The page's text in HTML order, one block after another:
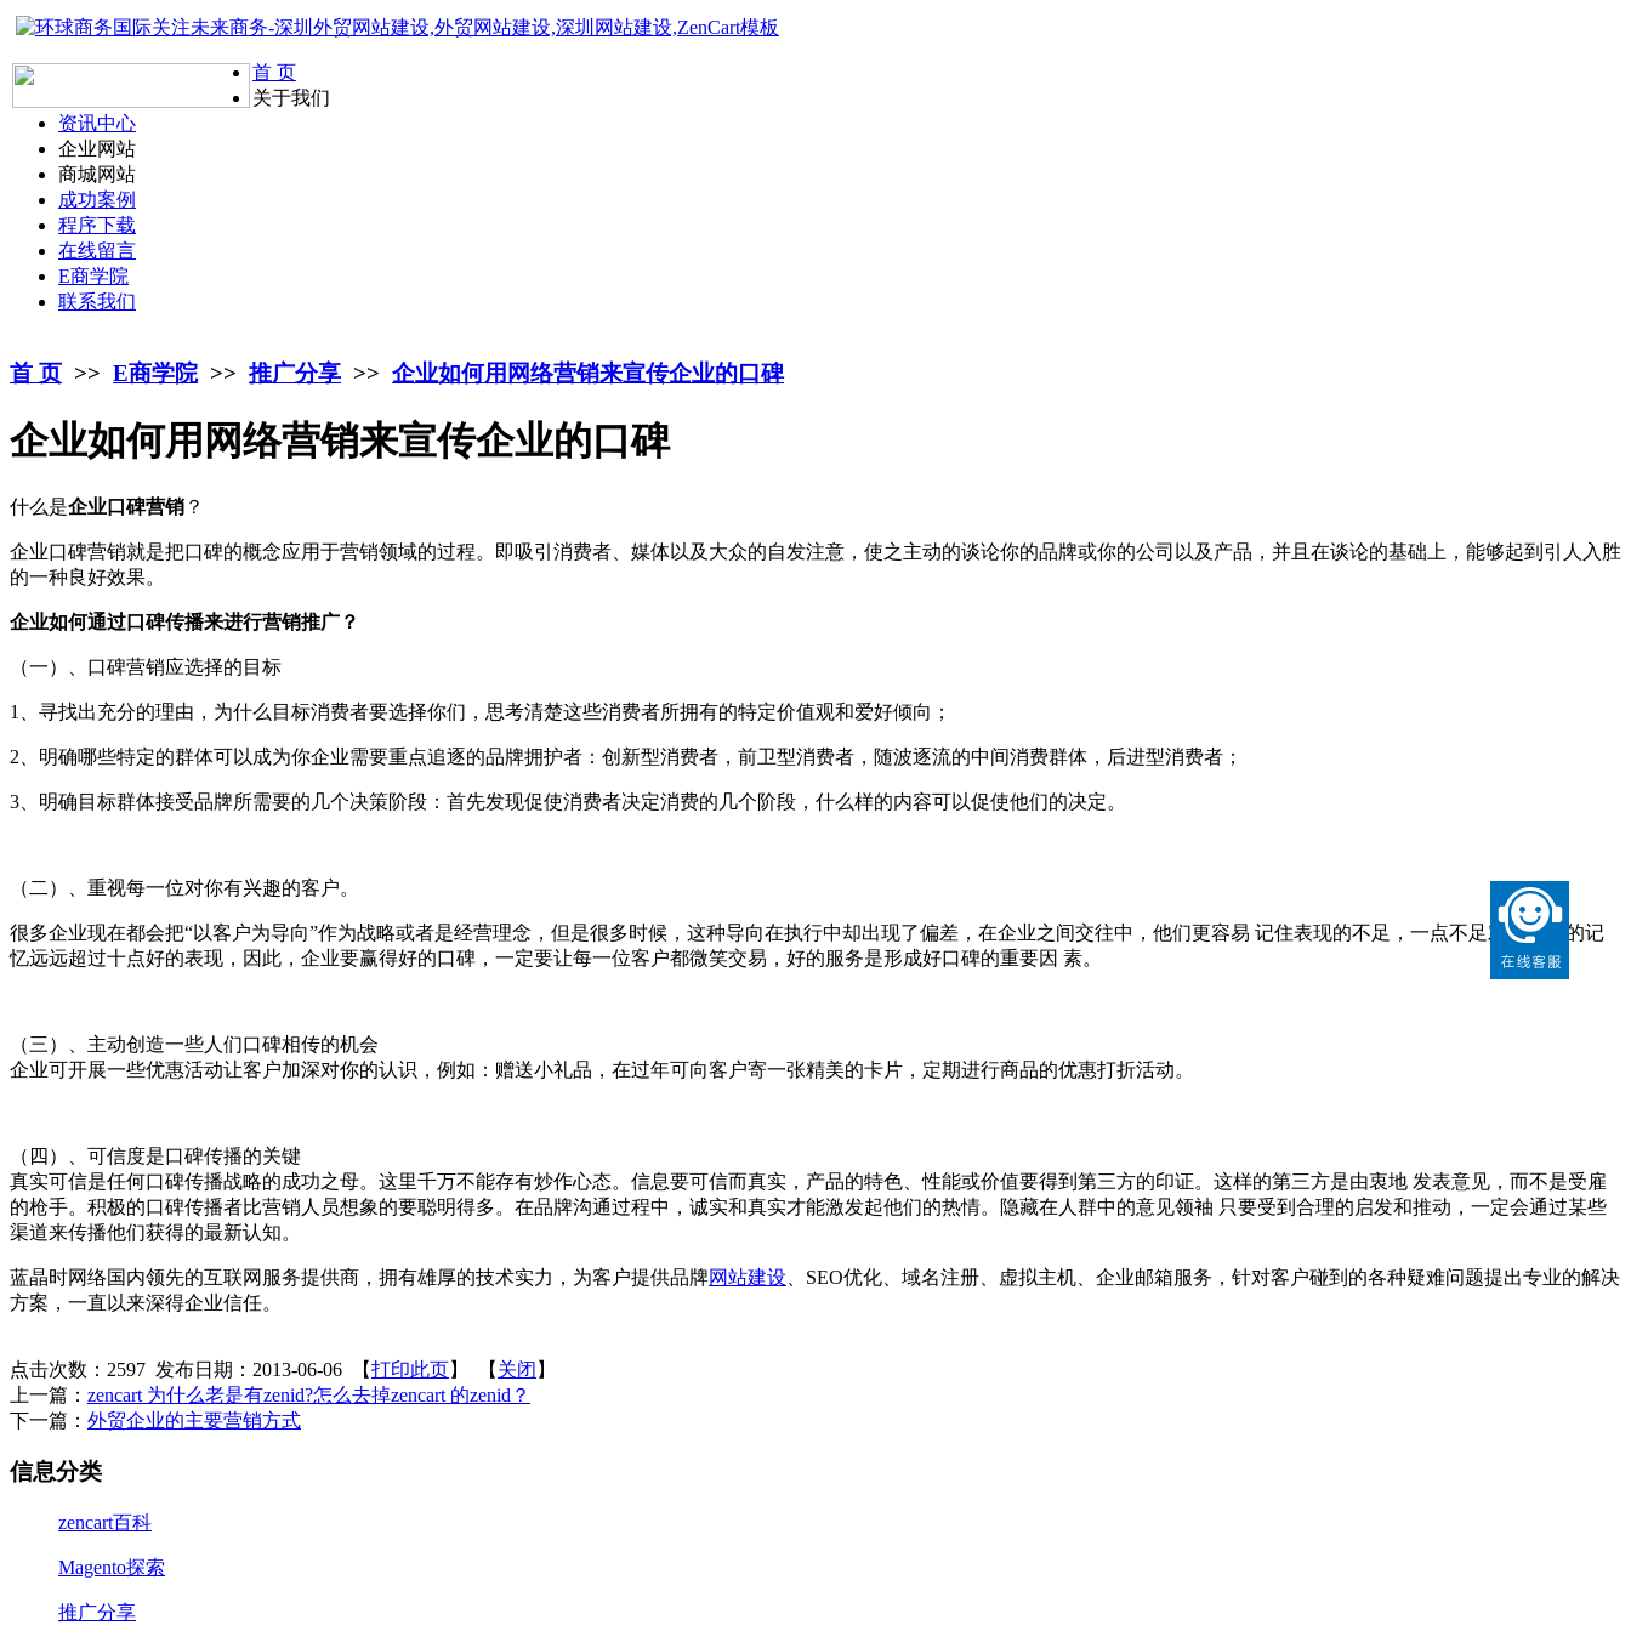
首 页
关于我们
资讯中心
企业网站
商城网站
成功案例
程序下载
在线留言
E商学院
联系我们
首 页 >> E商学院>> 推广分享 >> 企业如何用网络营销来宣传企业的口碑
企业如何用网络营销来宣传企业的口碑
什么是企业口碑营销 ？
企业口碑营销就是把口碑的概念应用于营销领域的过程。即吸引消费者、媒体以及大众的自发注意，使之主动的谈论你的品牌或你的公司以及产品，并且在谈论的基础上，能够起到引人入胜
的一种良好效果。
企业如何通过口碑传播来进行营销推广？
（一）、口碑营销应选择的目标
1、寻找出充分的理由，为什么目标消费者要选择你们，思考清楚这些消费者所拥有的特定价值观和爱好倾向；
2、明确哪些特定的群体可以成为你企业需要重点追逐的品牌拥护者：创新型消费者，前卫型消费者，随波逐流的中间消费群体，后进型消费者；
3、明确目标群体接受品牌所需要的几个决策阶段：首先发现促使消费者决定消费的几个阶段，什么样的内容可以促使他们的决定。
（二）、重视每一位对你有兴趣的客户。
很多企业现在都会把“以客户为导向”作为战略或者是经营理念，但是很多时候，这种导向在执行中却出现了偏差，在企业之间交往中，他们更容易 记住表现的不足，一点不足对于他们的记
忆远远超过十点好的表现，因此，企业要赢得好的口碑，一定要让每一位客户都微笑交易，好的服务是形成好口碑的重要因 素。
（三）、主动创造一些人们口碑相传的机会
企业可开展一些优惠活动让客户加深对你的认识，例如：赠送小礼品，在过年可向客户寄一张精美的卡片，定期进行商品的优惠打折活动。
（四）、可信度是口碑传播的关键
真实可信是任何口碑传播战略的成功之母。这里千万不能存有炒作心态。信息要可信而真实，产品的特色、性能或价值要得到第三方的印证。这样的第三方是由衷地 发表意见，而不是受雇
的枪手。积极的口碑传播者比营销人员想象的要聪明得多。在品牌沟通过程中，诚实和真实才能激发起他们的热情。隐藏在人群中的意见领袖 只要受到合理的启发和推动，一定会通过某些
渠道来传播他们获得的最新认知。
蓝晶时网络国内领先的互联网服务提供商，拥有雄厚的技术实力，为客户提供品牌网站建设 、SEO优化、域名注册、虚拟主机、企业邮箱服务，针对客户碰到的各种疑难问题提出专业的解决
方案，一直以来深得企业信任。
点击次数： 2597 发布日期：2013-06-06 【打印此页】 【 关闭 】
上一篇： zencart 为什么老是有zenid?怎么去掉zencart 的zenid？
下一篇： 外贸企业的主要营销方式
信息分类
zencart百科
Magento探索
推广分享